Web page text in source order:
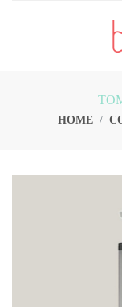
HOME